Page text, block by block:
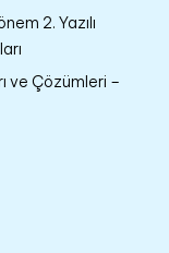
2. Yazılı
ve Çözümleri –